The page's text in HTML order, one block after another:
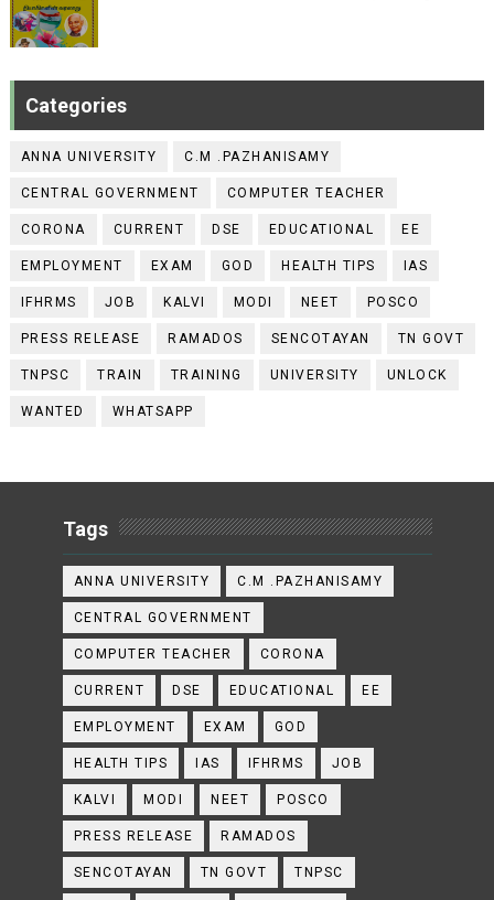
Categories
ANNA UNIVERSITY C.M .PAZHANISAMY
CENTRAL GOVERNMENT COMPUTER TEACHER
CORONA CURRENT DSE EDUCATIONAL EE
EMPLOYMENT EXAM GOD HEALTH TIPS IAS
IFHRMS JOB KALVI MODI NEET POSCO
PRESS RELEASE RAMADOS SENCOTAYAN TN GOVT
TNPSC TRAIN TRAINING UNIVERSITY UNLOCK
WANTED WHATSAPP
Tags
ANNA UNIVERSITY C.M .PAZHANISAMY
CENTRAL GOVERNMENT
COMPUTER TEACHER CORONA
CURRENT DSE EDUCATIONAL EE
EMPLOYMENT EXAM GOD
HEALTH TIPS IAS IFHRMS JOB
KALVI MODI NEET POSCO
PRESS RELEASE RAMADOS
SENCOTAYAN TN GOVT TNPSC